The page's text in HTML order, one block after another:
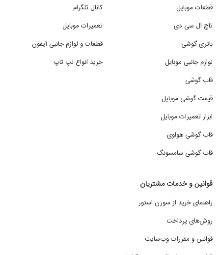
قطعات موبایل
تاچ ال سی دی
باتری گوشی
لوازم جانبی موبایل
قاب گوشی
قیمت گوشی موبایل
ابزار تعمیرات موبایل
قاب گوشی هواوی
قاب گوشی سامسونگ
کانال تلگرام
تعمیرات موبایل
قطعات و لوازم جانبی آیفون
خرید انواع لپ تاپ
قوانین و خدمات مشتریان
راهنمای خرید از سورن استور
روش‌های پرداخت
قوانین و مقررات وب‌سایت